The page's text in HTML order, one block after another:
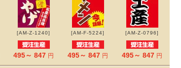
[AM-Z-1240]
495～ 847 円
[AM-F-5224]
495～ 847 円
[AM-Z-0796]
495～ 847 円